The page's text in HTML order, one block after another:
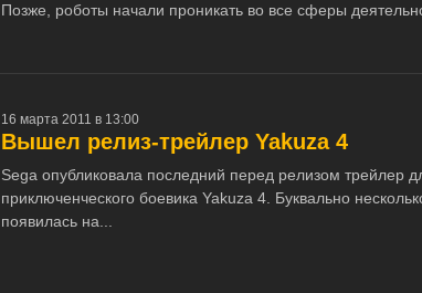
Позже, роботы начали проникать во все сферы
16 марта 2011 в 13:00
Вышел релиз-трейлер Yakuza 4
Sega опубликовала последний перед релизом трейлер
приключенческого боевика Yakuza 4. Буквально
появилась на...